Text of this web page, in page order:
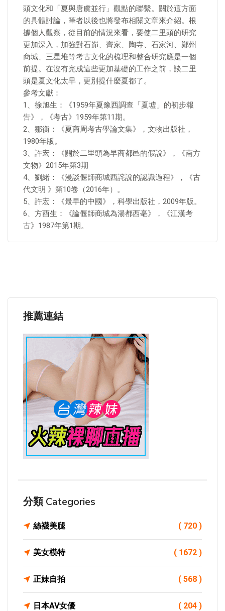
頭文化和「夏與唐虞並行」觀點的聯繫。關於這方面
的具體討論，筆者以後也將發布相關文章來介紹。根
據個人觀察，從目前的情況來看，要使二里頭的研究
更加深入，加強對石峁、齊家、陶寺、石家河、鄭州
商城、三星堆等考古文化的梳理和整合研究應是一個
前提。在沒有完成這些更加基礎的工作之前，談二里
頭是夏文化太早，更別提什麼夏都了。
參考文獻：
1、徐旭生：《1959年夏豫西調查「夏墟」的初步報
告》，《考古》1959年第11期。
2、鄒衡：《夏商周考古學論文集》，文物出版社，
1980年版。
3、許宏：《關於二里頭為早商都邑的假說》，《南方
文物》2015年第3期
4、劉緒：《漫談偃師商城西詫說的認識過程》，《古
代文明 》第10卷（2016年）。
5、許宏：《最早的中國》，科學出版社，2009年版。
6、方酉生：《論偃師商城為湯都西亳》，《江漢考
古》1987年第1期。
推薦連結
分類 Categories
絲襪美腿 ( 720 )
美女模特 ( 1672 )
正妹自拍 ( 568 )
日本AV女優 ( 204 )